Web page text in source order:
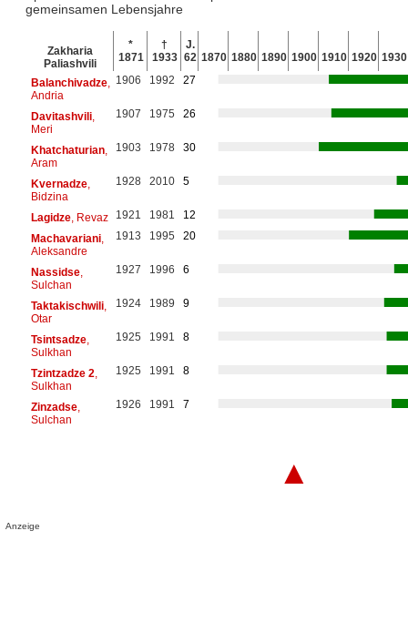
gemeinsamen Lebensjahre
Zakharia
Paliashvili
*
1871
†
1933
J.
62 1870 1880 1890 1900 1910 1920 1930
Balanchivadze,
Andria
1906 1992 27
Davitashvili,
Meri
1907 1975 26
Khatchaturian,
Aram
1903 1978 30
Kvernadze,
Bidzina
1928 2010 5
Lagidze, Revaz 1921 1981
12
Machavariani,
Aleksandre
1913 1995 20
Nassidse,
Sulchan
1927 1996 6
Taktakischwili,
Otar
1924 1989 9
Tsintsadze,
Sulkhan
1925 1991 8
Tzintzadze 2
Sulkhan
1925 1991 8
Zinzadse,
Sulchan
1926 1991 7
▲
Anzeige